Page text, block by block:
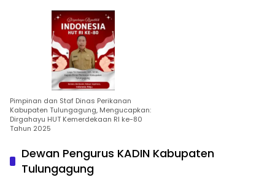
Pimpinan dan Staf Dinas Perikanan
Kabupaten Tulungagung, Mengucapkan:
Dirgahayu HUT Kemerdekaan RI ke-80
Tahun 2025
Dewan Pengurus KADIN Kabupaten
Tulungagung